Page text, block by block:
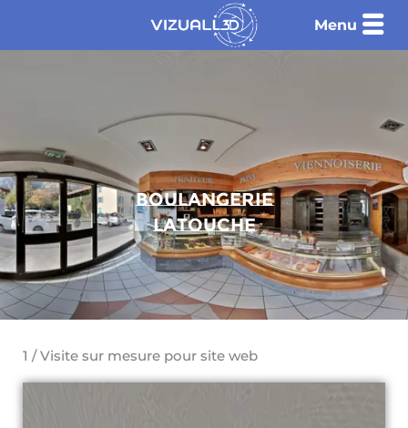
contenu
Boulangerie
latouche
1 / Visite sur mesure pour site web
Menu